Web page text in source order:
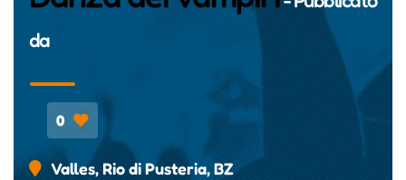
da
0
Valles, Rio di Pusteria, BZ